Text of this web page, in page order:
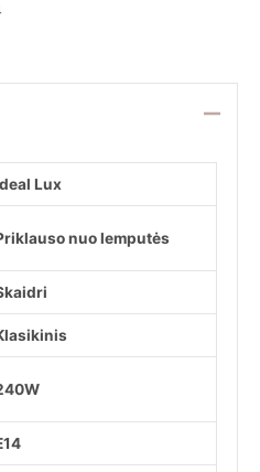
Lux
nuo lemputės